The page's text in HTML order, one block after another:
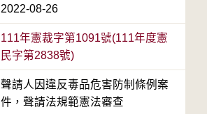
2022-08-26
111年憲裁字第1091號(111年度憲
民字第2838號)
聲請人因違反毒品危害防制條例案
件，聲請法規範憲法審查